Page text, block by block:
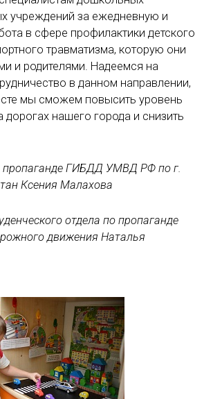
учреждений за ежедневную и
в сфере профилактики детского
травматизма, которую они
и родителями. Надеемся на
в данном направлении,
мы сможем повысить уровень
дорогах нашего города и снизить
пропаганде ГИБДД УМВД РФ по г.
Ксения Малахова
отдела по пропаганде
движения Наталья